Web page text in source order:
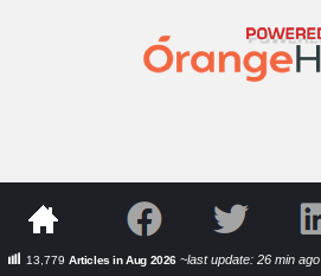
13,779 Articles in Aug 2026~last update: 26 min ago